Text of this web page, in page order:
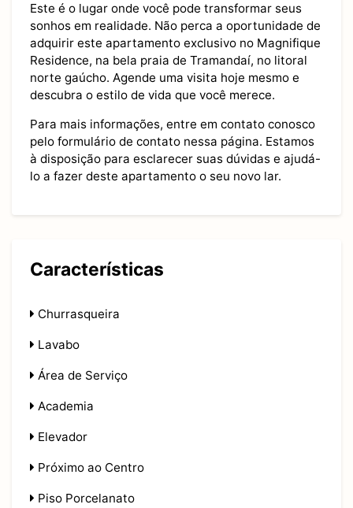
Este é o lugar onde você pode transformar seus
sonhos em realidade. Não perca a oportunidade de
adquirir este apartamento exclusivo no Magnifique
Residence, na bela praia de Tramandaí, no litoral
norte gaúcho. Agende uma visita hoje mesmo e
descubra o estilo de vida que você merece.
Para mais informações, entre em contato conosco
pelo formulário de contato nessa página. Estamos
à disposição para esclarecer suas dúvidas e ajudá-
lo a fazer deste apartamento o seu novo lar.
Características
Churrasqueira
Lavabo
Área de Serviço
Academia
Elevador
Próximo ao Centro
Piso Porcelanato